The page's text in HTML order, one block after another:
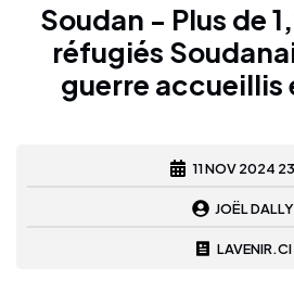
Soudan - Plus de
réfugiés
guerre accueillis
11 NOV 2024
JOËL DALLY
LAVENIR.CI